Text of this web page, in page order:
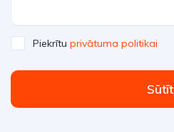
Piekrītu privātuma politikai
Sūtīt